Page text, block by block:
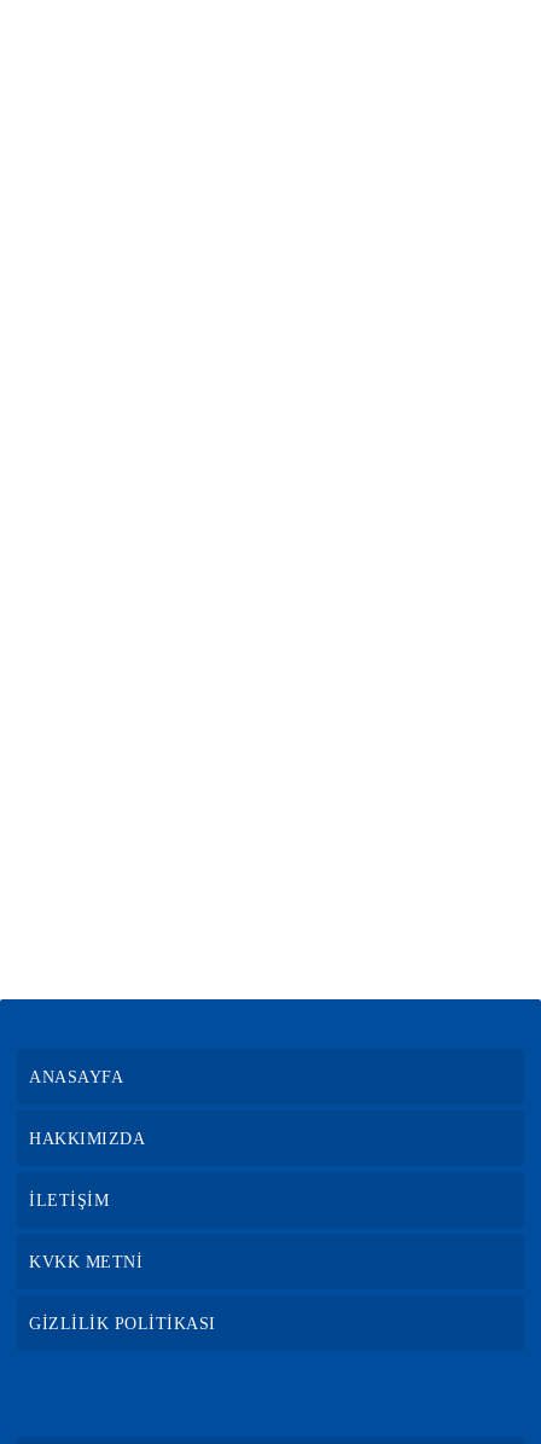
ANASAYFA
HAKKIMIZDA
İLETİŞİM
KVKK METNİ
GİZLİLİK POLİTİKASI